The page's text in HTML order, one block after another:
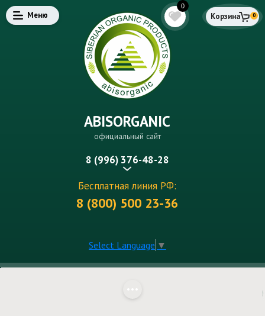
Меню
ABISORGANIC
официальный сайт
8 (996) 376-48-28
Бесплатная линия РФ:
8 (800) 500 23-36
Select Language ▼
0
0
Корзина